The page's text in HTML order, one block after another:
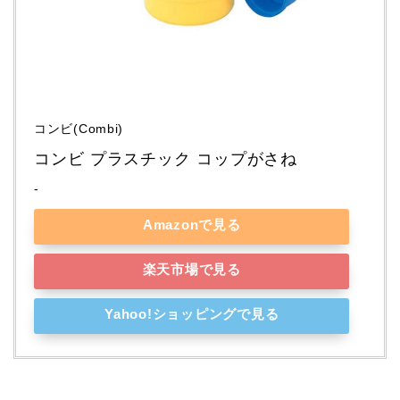
コンビ(Combi)
コンビ プラスチック コップがさね
-
Amazonで見る
楽天市場で見る
Yahoo!ショッピングで見る